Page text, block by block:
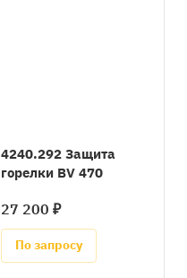
4240.292 Защита
горелки BV 470
27 200 ₽
По запросу